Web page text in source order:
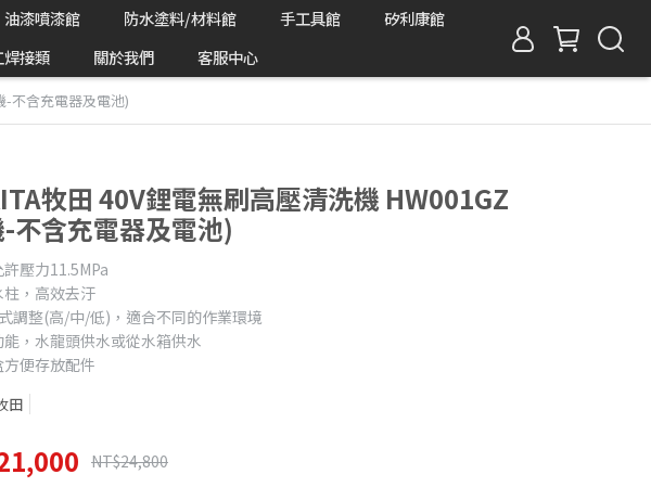
油漆噴漆館 防水塗料/材料館 手工具館
矽利康館
焊接類 關於我們 客服中心
-不含充電器及電池)
牧田 40V鋰電無刷高壓清洗機 HW001GZ
不含充電器及電池)
壓力11.5MPa
，高效去汙
調整(高/中/低)，適合不同的作業環境
，水龍頭供水或從水箱供水
便存放配件
田
NT$24,800